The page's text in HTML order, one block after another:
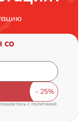
со
cполитикой